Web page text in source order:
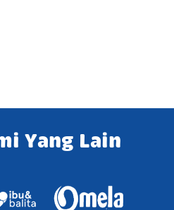
Yang Lain